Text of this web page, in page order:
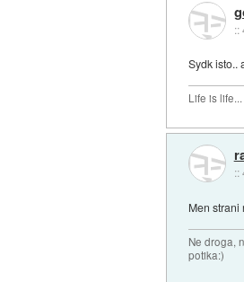
::
Sydk isto..
Life is life...
::
Men strani
Ne droga,
potika:)